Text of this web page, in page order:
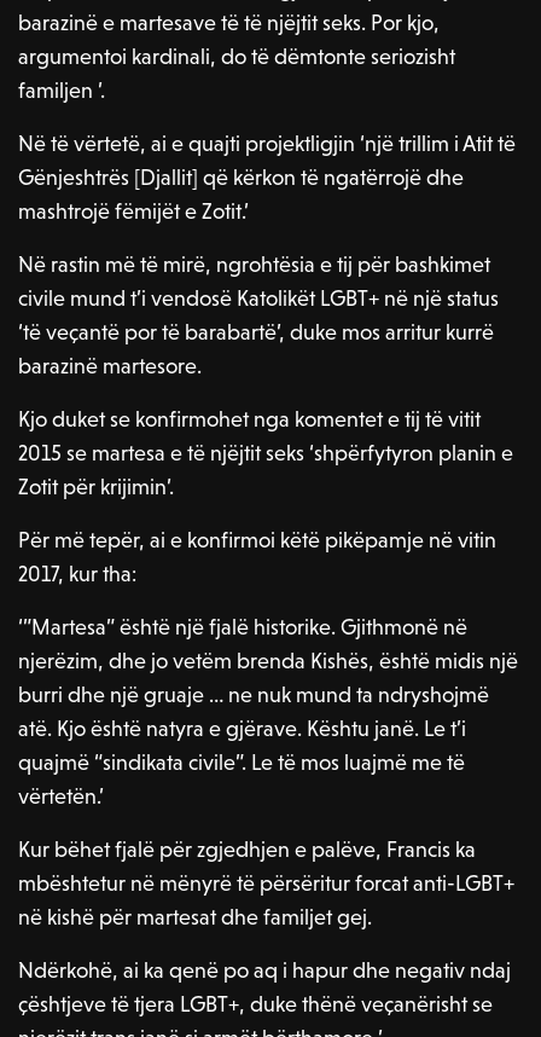
barazinë e martesave të të njëjtit seks. Por kjo,
argumentoi kardinali, do të dëmtonte seriozisht
familjen ’.
Në të vërtetë, ai e quajti projektligjin ‘një trillim i Atit të
Gënjeshtrës [Djallit] që kërkon të ngatërrojë dhe
mashtrojë fëmijët e Zotit.’
Në rastin më të mirë, ngrohtësia e tij për bashkimet
civile mund t’i vendosë Katolikët LGBT+ në një status
‘të veçantë por të barabartë’, duke mos arritur kurrë
barazinë martesore.
Kjo duket se konfirmohet nga komentet e tij të vitit
2015 se martesa e të njëjtit seks ‘shpërfytyron planin e
Zotit për krijimin’.
Për më tepër, ai e konfirmoi këtë pikëpamje në vitin
2017, kur tha:
‘”Martesa” është një fjalë historike. Gjithmonë në
njerëzim, dhe jo vetëm brenda Kishës, është midis një
burri dhe një gruaje … ne nuk mund ta ndryshojmë
atë. Kjo është natyra e gjërave. Kështu janë. Le t’i
quajmë “sindikata civile”. Le të mos luajmë me të
vërtetën.’
Kur bëhet fjalë për zgjedhjen e palëve, Francis ka
mbështetur në mënyrë të përsëritur forcat anti-LGBT+
në kishë për martesat dhe familjet gej.
Ndërkohë, ai ka qenë po aq i hapur dhe negativ ndaj
çështjeve të tjera LGBT+, duke thënë veçanërisht se